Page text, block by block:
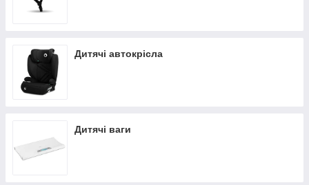
Дитячі автокрісла
Дитячі ваги